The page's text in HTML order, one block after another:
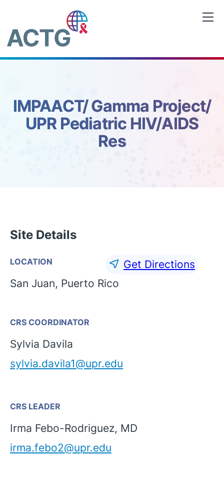
contenido
IMPAACT/ Gamma Project/
UPR Pediatric HIV/AIDS
Res
Site Details
LOCATION
San Juan, Puerto Rico
Get Directions
CRS COORDINATOR
Sylvia Davila
sylvia.davila1@upr.edu
CRS LEADER
Irma Febo-Rodriguez, MD
irma.febo2@upr.edu